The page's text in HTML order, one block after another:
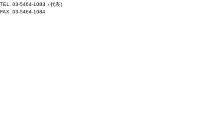
TEL. 03-5464-1083（代表）
FAX. 03-5464-1084